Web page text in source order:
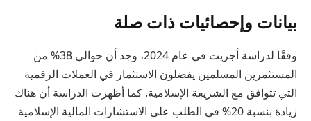
بيانات وإحصائيات ذات صلة
وفقًا لدراسة أجريت في عام 2024، وجد أن حوالي 38% من
المستثمرين المسلمين يفضلون الاستثمار في العملات الرقمية
التي تتوافق مع الشريعة الإسلامية. كما أظهرت الدراسة أن هناك
زيادة بنسبة 20% في الطلب على الاستشارات المالية الإسلامية